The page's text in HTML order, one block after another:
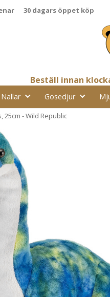
30 dagars öppet köp
Beställ innan
Nallar Gosedjur
25cm - Wild Republic